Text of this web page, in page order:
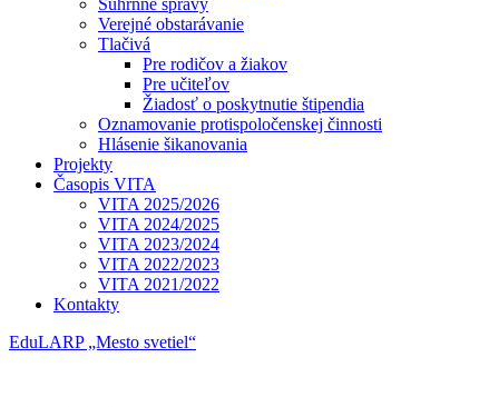
Súhrnné správy
Verejné obstarávanie
Tlačivá
Pre rodičov a žiakov
Pre učiteľov
Žiadosť o poskytnutie štipendia
Oznamovanie protispoločenskej činnosti
Hlásenie šikanovania
Projekty
Časopis VITA
VITA 2025/2026
VITA 2024/2025
VITA 2023/2024
VITA 2022/2023
VITA 2021/2022
Kontakty
EduLARP „Mesto svetiel“